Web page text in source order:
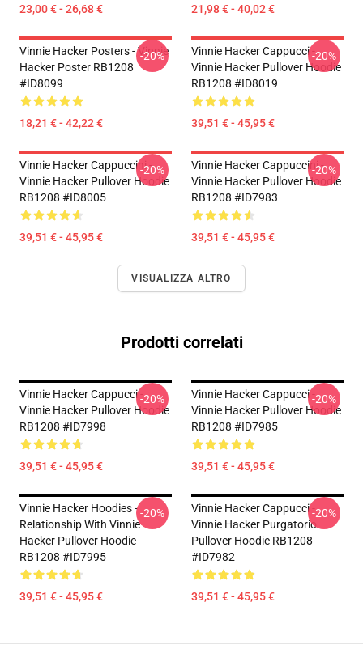
23,00 € - 26,68 € 21,98 € - 40,02 €
Vinnie Hacker Posters - Vinnie
Hacker Poster RB1208
#ID8099
18,21 € - 42,22 €
-20%
Vinnie Hacker Cappucci -
Vinnie Hacker Pullover Hoodie
RB1208 #ID8019
39,51 € - 45,95 €
-20%
Vinnie Hacker Cappuccini -
Vinnie Hacker Pullover Hoodie
RB1208 #ID8005
39,51 € - 45,95 €
-20%
Vinnie Hacker Cappuccini -
Vinnie Hacker Pullover Hoodie
RB1208 #ID7983
39,51 € - 45,95 €
-20%
VISUALIZZA ALTRO
Prodotti correlati
Vinnie Hacker Cappucci -
Vinnie Hacker Pullover Hoodie
RB1208 #ID7998
39,51 € - 45,95 €
-20%
Vinnie Hacker Cappucci -
Vinnie Hacker Pullover Hoodie
RB1208 #ID7985
39,51 € - 45,95 €
-20%
Vinnie Hacker Hoodies -
Relationship With Vinnie
Hacker Pullover Hoodie
RB1208 #ID7995
39,51 € - 45,95 €
-20%
Vinnie Hacker Cappucci -
Vinnie Hacker Purgatorio
Pullover Hoodie RB1208
#ID7982
39,51 € - 45,95 €
-20%